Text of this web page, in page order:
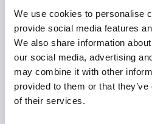
We use cookies to personalise
provide social media features
We also share information
our social media, advertising
may combine it with other
provided to them or that
of their services.
Snel naar
Onze aanpak
Contact
SpecialistenNet